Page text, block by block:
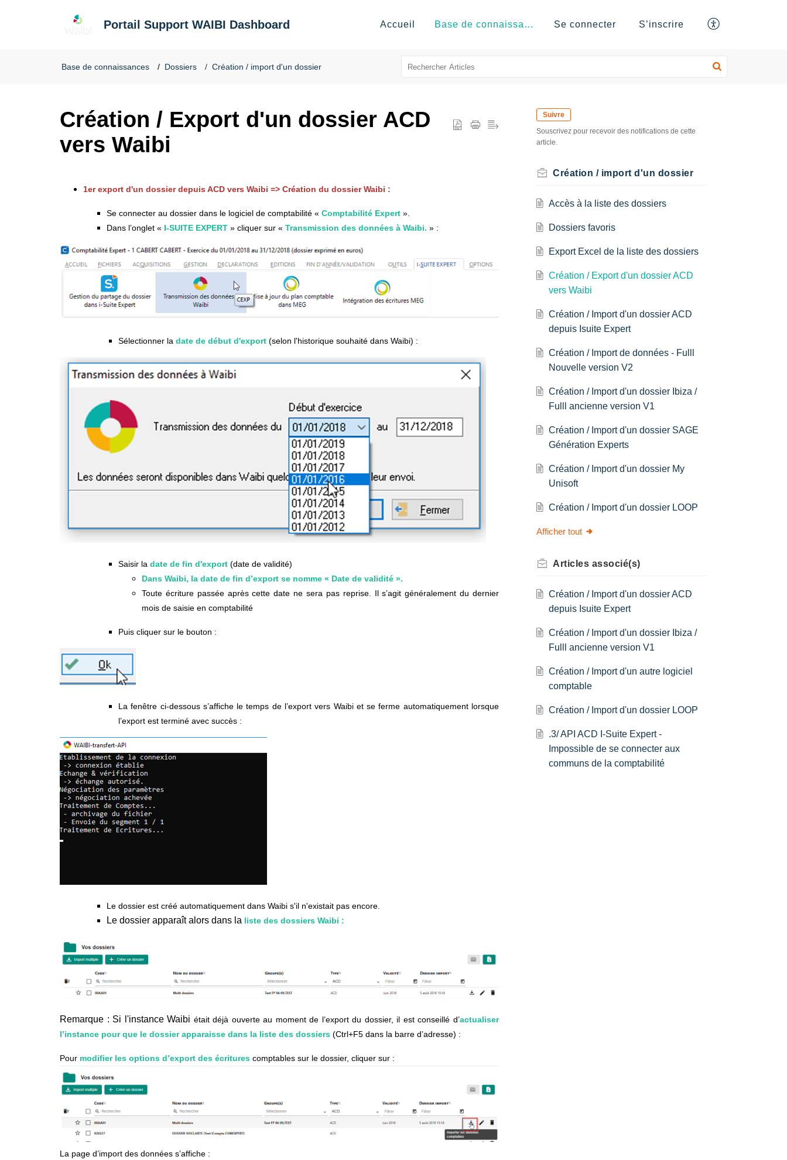
Portail Support WAIBI Dashboard Accueil Base de connaissances Se connecter S’inscrire
Base de connaissances Dossiers Création / import d'un dossier
Création / Export d'un dossier ACD
vers Waibi
1er export d'un dossier depuis ACD vers Waibi => Création du dossier Waibi :
Se connecter au dossier dans le logiciel de comptabilité « Comptabilité Expert ».
Dans l’onglet « I-SUITE EXPERT » cliquer sur « Transmission des données à Waibi. » :
Sélectionner la date de début d'export (selon l'historique souhaité dans Waibi) :
Saisir la date de fin d'export (date de validité)
Dans Waibi, la date de fin d’export se nomme « Date de validité ».
Toute écriture passée après cette date ne sera pas reprise. Il s’agit généralement du dernier
mois de saisie en comptabilité
Puis cliquer sur le bouton :
La fenêtre ci-dessous s’affiche le temps de l’export vers Waibi et se ferme automatiquement lorsque
l’export est terminé avec succès :
Le dossier est créé automatiquement dans Waibi s'il n'existait pas encore.
Le dossier apparaît alors dans la liste des dossiers Waibi :
Remarque : Si l'instance Waibi était déjà ouverte au moment de l’export du dossier, il est conseillé d’actualiser
l’instance pour que le dossier apparaisse dans la liste des dossiers (Ctrl+F5 dans la barre d’adresse) :
Pour modifier les options d’export des écritures comptables sur le dossier, cliquer sur :
La page d’import des données s’affiche :
Suivre
Souscrivez pour recevoir des notifications de cette
article.
Création / import d'un dossier
Accès à la liste des dossiers
Dossiers favoris
Export Excel de la liste des dossiers
Création / Export d'un dossier ACD
vers Waibi
Création / Import d'un dossier ACD
depuis Isuite Expert
Création / Import de données - Fulll
Nouvelle version V2
Création / Import d'un dossier Ibiza /
Fulll ancienne version V1
Création / Import d'un dossier SAGE
Génération Experts
Création / Import d'un dossier My
Unisoft
Création / Import d'un dossier LOOP
Afficher tout
Articles associé(s)
Création / Import d'un dossier ACD
depuis Isuite Expert
Création / Import d'un dossier Ibiza /
Fulll ancienne version V1
Création / Import d'un autre logiciel
comptable
Création / Import d'un dossier LOOP
.3/ API ACD I-Suite Expert -
Impossible de se connecter aux
communs de la comptabilité